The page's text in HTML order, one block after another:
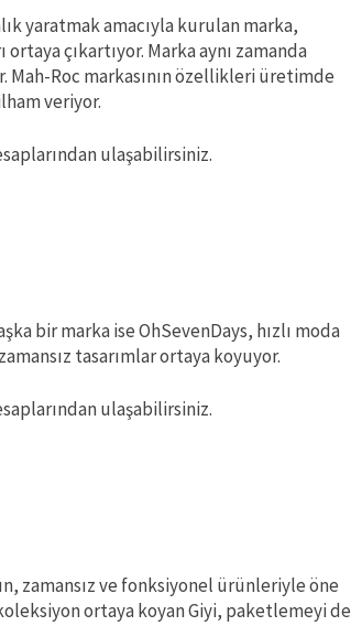
yaratmak amacıyla kurulan marka,
çıkartıyor. Marka aynı zamanda
Roc markasının özellikleri üretimde
veriyor.
ulaşabilirsiniz.
bir marka ise OhSevenDays, hızlı moda
tasarımlar ortaya koyuyor.
ulaşabilirsiniz.
zamansız ve fonksiyonel ürünleriyle öne
ortaya koyan Giyi, paketlemeyi de